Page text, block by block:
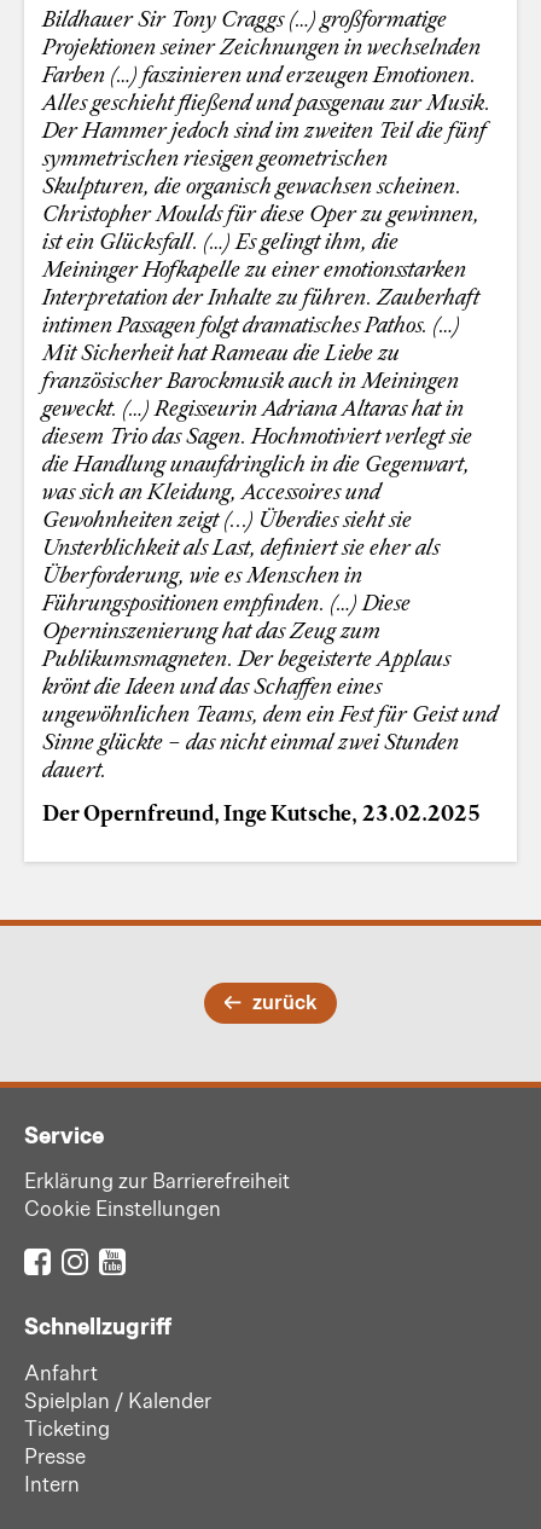
Bildhauer Sir Tony Craggs (…) großformatige
Projektionen seiner Zeichnungen in wechselnden
Farben (…) faszinieren und erzeugen Emotionen.
Alles geschieht fließend und passgenau zur Musik.
Der Hammer jedoch sind im zweiten Teil die fünf
symmetrischen riesigen geometrischen
Skulpturen, die organisch gewachsen scheinen.
Christopher Moulds für diese Oper zu gewinnen,
ist ein Glücksfall. (…) Es gelingt ihm, die
Meininger Hofkapelle zu einer emotionsstarken
Interpretation der Inhalte zu führen. Zauberhaft
intimen Passagen folgt dramatisches Pathos. (…)
Mit Sicherheit hat Rameau die Liebe zu
französischer Barockmusik auch in Meiningen
geweckt. (…) Regisseurin Adriana Altaras hat in
diesem Trio das Sagen. Hochmotiviert verlegt sie
die Handlung unaufdringlich in die Gegenwart,
was sich an Kleidung, Accessoires und
Gewohnheiten zeigt (...) Überdies sieht sie
Unsterblichkeit als Last, definiert sie eher als
Überforderung, wie es Menschen in
Führungspositionen empfinden. (…) Diese
Operninszenierung hat das Zeug zum
Publikumsmagneten. Der begeisterte Applaus
krönt die Ideen und das Schaffen eines
ungewöhnlichen Teams, dem ein Fest für Geist und
Sinne glückte – das nicht einmal zwei Stunden
dauert.
Der Opernfreund, Inge Kutsche, 23.02.2025
zurück
Service
Erklärung zur Barrierefreiheit
Cookie Einstellungen
Schnellzugriff
Anfahrt
Spielplan / Kalender
Ticketing
Presse
Intern